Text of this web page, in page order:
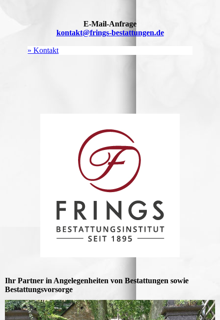
E-Mail-Anfrage
kontakt@frings-bestattungen.de
» Kontakt
Ihr Partner in Angelegenheiten von Bestattungen sowie
Bestattungs­vorsorge